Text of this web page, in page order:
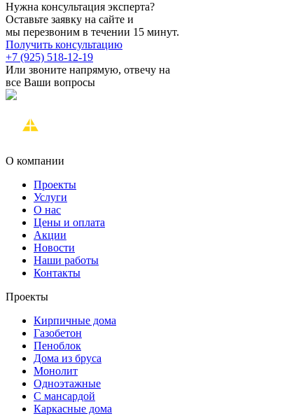
Нужна консультация эксперта?
Оставьте заявку на сайте и
мы перезвоним в течении 15 минут.
Получить консультацию
+7 (925) 518-12-19
Или звоните напрямую, отвечу на
все Ваши вопросы
О компании
Проекты
Услуги
О нас
Цены и оплата
Акции
Новости
Наши работы
Контакты
Проекты
Кирпичные дома
Газобетон
Пеноблок
Дома из бруса
Монолит
Одноэтажные
С мансардой
Каркасные дома